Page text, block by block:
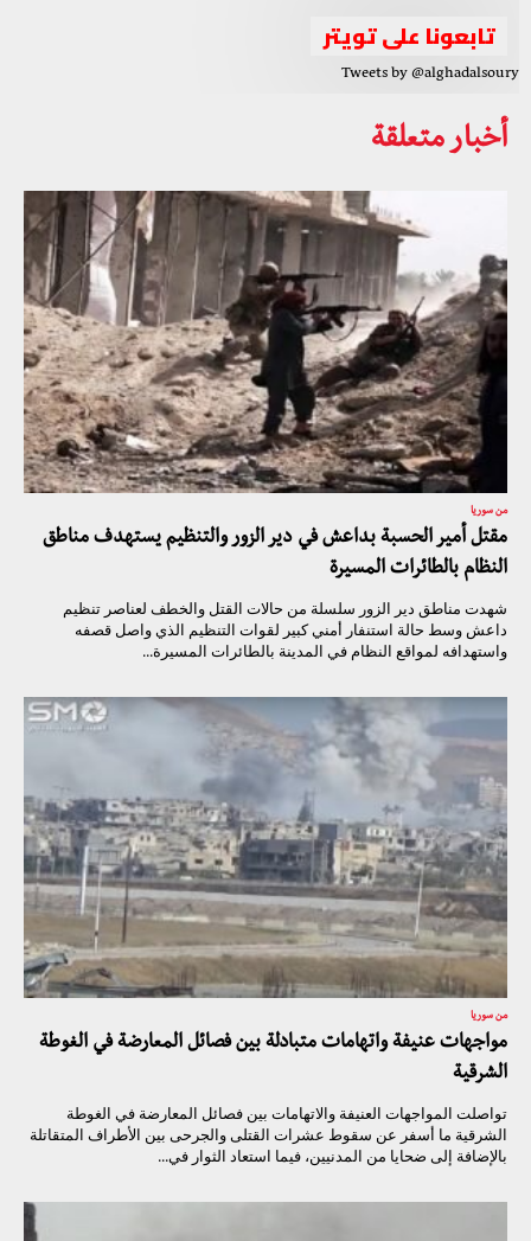
تابعونا على تويتر
Tweets by @alghadalsoury
أخبار متعلقة
من سوريا
مقتل أمير الحسبة بداعش في دير الزور والتنظيم يستهدف مناطق
النظام بالطائرات المسيرة
شهدت مناطق دير الزور سلسلة من حالات القتل والخطف لعناصر تنظيم
داعش وسط حالة استنفار أمني كبير لقوات التنظيم الذي واصل قصفه
واستهدافه لمواقع النظام في المدينة بالطائرات المسيرة...
من سوريا
مواجهات عنيفة واتهامات متبادلة بين فصائل المعارضة في الغوطة
الشرقية
تواصلت المواجهات العنيفة والاتهامات بين فصائل المعارضة في الغوطة
الشرقية ما أسفر عن سقوط عشرات القتلى والجرحى بين الأطراف المتقاتلة
بالإضافة إلى ضحايا من المدنيين، فيما استعاد الثوار في...